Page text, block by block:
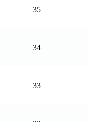
35
34
33